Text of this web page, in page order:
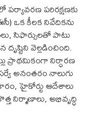
పరిరక్షణకు
ఒక కీలక నివేదికను
సిఫార్సులతో పాటు
వెల్లడించింది.
ప్రాథమికంగా నిర్ధారణ
అనంతరం నాలుగు
హైకోర్టు ఆదేశాలు
నిర్మాణాలు, అభివృద్ధి